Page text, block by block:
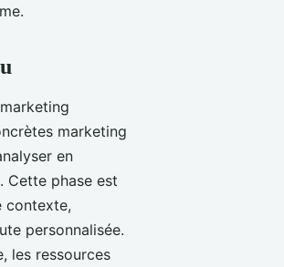
marketing
en
Cette phase est
contexte,
personnalisée.
les ressources